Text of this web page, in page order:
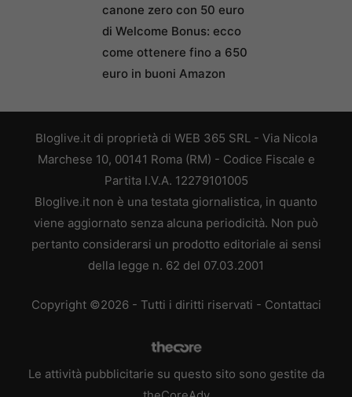
canone zero con 50 euro
di Welcome Bonus: ecco
come ottenere fino a 650
euro in buoni Amazon
Bloglive.it di proprietà di WEB 365 SRL - Via Nicola
Marchese 10, 00141 Roma (RM) - Codice Fiscale e
Partita I.V.A. 12279101005
Bloglive.it non è una testata giornalistica, in quanto
viene aggiornato senza alcuna periodicità. Non può
pertanto considerarsi un prodotto editoriale ai sensi
della legge n. 62 del 07.03.2001
Copyright ©2026 - Tutti i diritti riservati - Contattaci
Le attività pubblicitarie su questo sito sono gestite da